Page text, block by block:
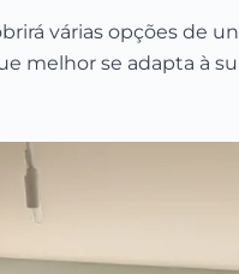
várias opções de
melhor se adapta à